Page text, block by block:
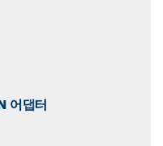
어댑터